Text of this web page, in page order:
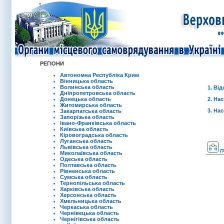
РЕГІОНИ
Автономна Республіка Крим
Вінницька область
Волинська область
Дніпропетровська область
Донецька область
Житомирська область
Закарпатська область
Запорізька область
Івано-Франківська область
Київська область
Кіровоградська область
Луганська область
Львівська область
Миколаївська область
Одеська область
Полтавська область
Рівненська область
Сумська область
Тернопільська область
Харківська область
Херсонська область
Хмельницька область
Черкаська область
Чернівецька область
Чернігівська область
1.
2.
3.